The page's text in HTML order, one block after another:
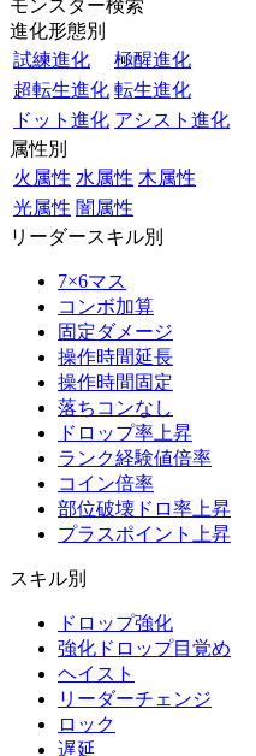
モンスター検索
進化形態別
試練進化
極醒進化
超転生進化 転生進化
ドット進化 アシスト進化
属性別
火属性 水属性 木属性
光属性 闇属性
リーダースキル別
7×6マス
コンボ加算
固定ダメージ
操作時間延長
操作時間固定
落ちコンなし
ドロップ率上昇
ランク経験値倍率
コイン倍率
部位破壊ドロ率上昇
プラスポイント上昇
スキル別
ドロップ強化
強化ドロップ目覚め
ヘイスト
リーダーチェンジ
ロック
遅延